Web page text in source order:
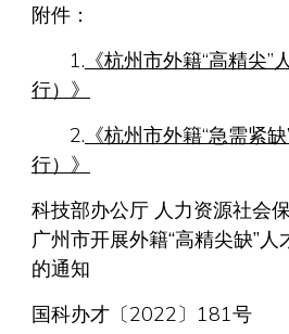
附件：
1. 《杭州市外籍“高精尖
行）》
2. 《杭州市外籍“急需紧
行）》
科技部办公厅 人力资源社会
广州市开展外籍“高精尖缺”
的通知
国科办才〔2022〕181号